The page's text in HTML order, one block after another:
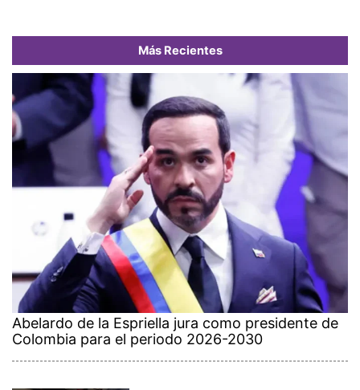
Más Recientes
Abelardo de la Espriella jura como presidente de
Colombia para el periodo 2026-2030